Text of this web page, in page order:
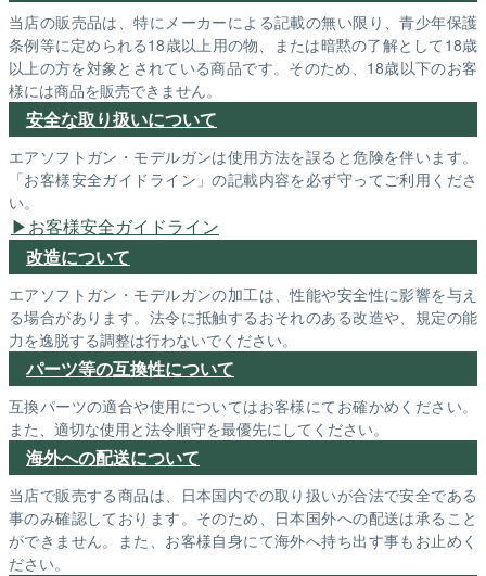
当店の販売品は、特にメーカーによる記載の無い限り、青少年保護
条例等に定められる18歳以上用の物、または暗黙の了解として18歳
以上の方を対象とされている商品です。そのため、18歳以下のお客
様には商品を販売できません。
安全な取り扱いについて
エアソフトガン・モデルガンは使用方法を誤ると危険を伴います。
「お客様安全ガイドライン」の記載内容を必ず守ってご利用くださ
い。
お客様安全ガイドライン
改造について
エアソフトガン・モデルガンの加工は、性能や安全性に影響を与え
る場合があります。法令に抵触するおそれのある改造や、規定の能
力を逸脱する調整は行わないでください。
パーツ等の互換性について
互換パーツの適合や使用についてはお客様にてお確かめください。
また、適切な使用と法令順守を最優先にしてください。
海外への配送について
当店で販売する商品は、日本国内での取り扱いが合法で安全である
事のみ確認しております。そのため、日本国外への配送は承ること
ができません。また、お客様自身にて海外へ持ち出す事もお止めく
ださい。